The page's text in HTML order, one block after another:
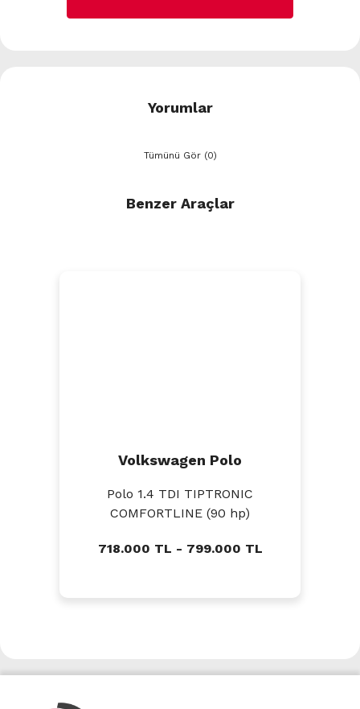
Yorumlar
Tümünü Gör (0)
Benzer Araçlar
Volkswagen Polo
Polo 1.4 TDI TIPTRONIC
COMFORTLINE (90 hp)
718.000 TL - 799.000 TL